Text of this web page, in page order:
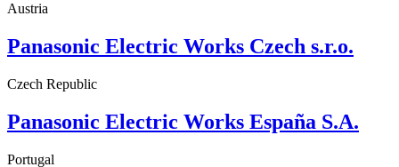
Austria
Panasonic Electric Works Czech s.r.o.
Czech Republic
Panasonic Electric Works España S.A.
Portugal